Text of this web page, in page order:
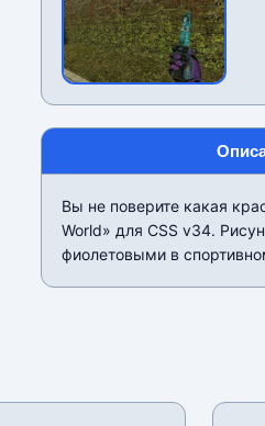
Вы не поверите какая
World» для CSS v34.
фиолетовыми в